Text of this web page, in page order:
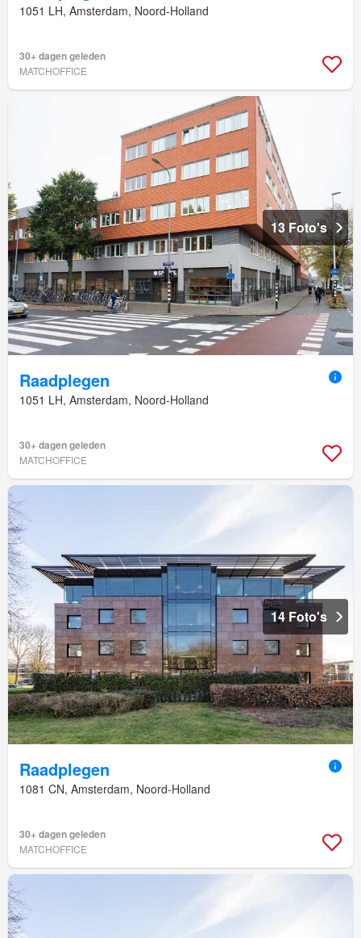
1051 LH, Amsterdam, Noord-Holland
30+ dagen geleden
MATCHOFFICE
13 Foto's
Raadplegen
1051 LH, Amsterdam, Noord-Holland
30+ dagen geleden
MATCHOFFICE
14 Foto's
Raadplegen
1081 CN, Amsterdam, Noord-Holland
30+ dagen geleden
MATCHOFFICE